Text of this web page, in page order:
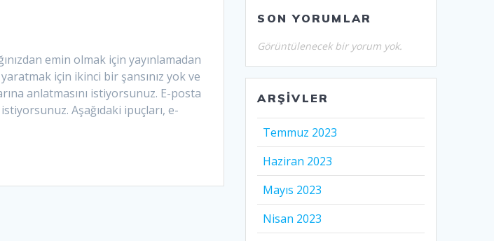
emin olmak için yayınlamadan
için ikinci bir şansınız yok ve
anlatmasını istiyorsunuz. E-posta
Aşağıdaki ipuçları, e-
SON YORUMLAR
Görüntülenecek bir yorum yok.
ARŞIVLER
Temmuz 2023
Haziran 2023
Mayıs 2023
Nisan 2023